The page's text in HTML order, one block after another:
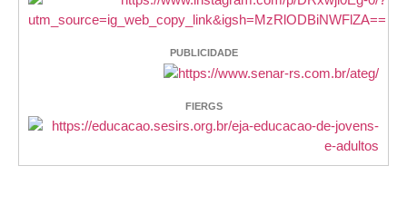
PUBLICIDADE
FIERGS